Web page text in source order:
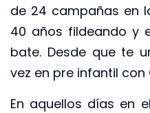
de 24 campañas en
40 años fildeando y
bate. Desde que te
vez en pre infantil con
En aquellos días en